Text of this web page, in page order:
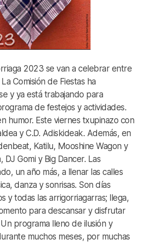
2023 se van a celebrar entre
Comisión de Fiestas ha
y ya está trabajando para
de festejos y actividades.
humor. Este viernes txupinazo con
y C.D. Adiskideak. Además, en
Katilu, Mooshine Wagon y
DJ Gomi y Big Dancer. Las
un año más, a llenar las calles
danza y sonrisas. Son días
y todas las arrigorriagarras; llega,
para descansar y disfrutar
programa lleno de ilusión y
muchos meses, por muchas